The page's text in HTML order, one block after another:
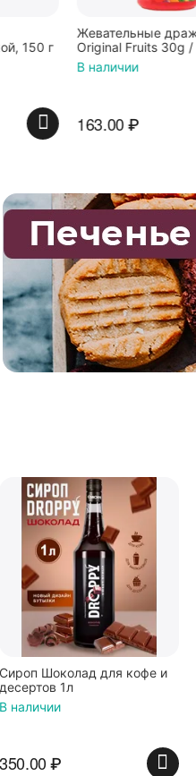
Жевательные драже Skittle
Original Fruits 30g / Скитлс со
вкусом фруктов 30гр в
красной банке
163.00 ₽
Сироп Шоколад для кофе и
десертов 1л
В наличии
350.00₽